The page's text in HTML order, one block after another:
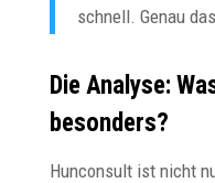
schnell. Genau
Die Analyse:
besonders?
Hunconsult ist nicht